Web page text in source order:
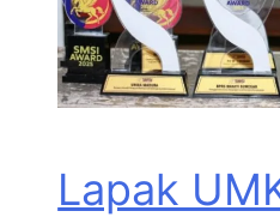
Lapak